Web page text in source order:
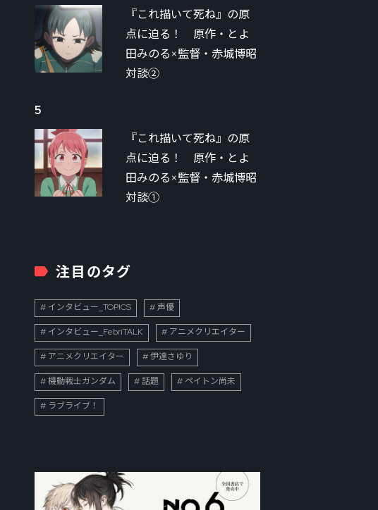
『これ描いて死ね』の原
点に迫る！ 原作・とよ
田みのる×監督・赤城博昭
対談②
5
『これ描いて死ね』の原
点に迫る！ 原作・とよ
田みのる×監督・赤城博昭
対談①
注目のタグ
インタビュー_TOPICS 声優
インタビュー_FebriTALK アニメクリエイター
アニメクリエイター 伊達さゆり
機動戦士ガンダム 話題 ペイトン尚未
ラブライブ！